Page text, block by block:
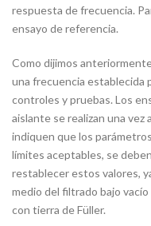
respuesta de frecuencia.
ensayo de referencia.
Como dijimos
una frecuencia establecida
controles y pruebas. Los
aislante se realizan una vez
indiquen que los
límites aceptables, se
restablecer estos valores,
medio del filtrado bajo
con tierra de Füller.